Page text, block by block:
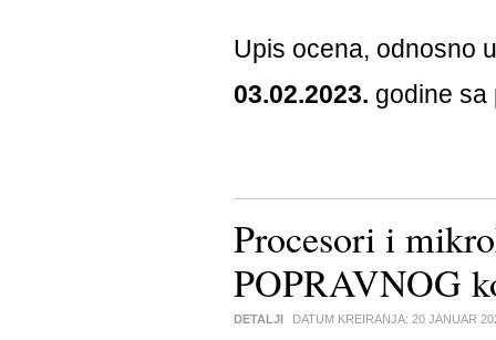
Upis ocena, odnosno
03.02.2023. godine
Procesori i
POPRAVNOG
DETALJI DATUM KREIRANJA: 20 JANUAR